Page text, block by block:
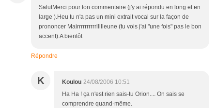
SalutMerci pour ton commentaire (j'y ai répondu en long et en
large ).Heu tu n'a pas un mini extrait vocal sur la façon de
prononcer Mairrrrrrrrrrllllleune (tu vois j'ai "une fois" pas le bon
accent).A bientôt
Répondre
K Koulou 24/08/2006 10:51
Ha Ha ! ça n'est rien sais-tu Orion.... On sais se
comprendre quand-même.